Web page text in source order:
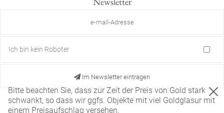
Ich bin kein Roboter
Im Newsletter eintragen
Diese Website verwendet nur technisch notwendige
Bitte beachten Sie, dass zur Zeit der Preis von Gold stark
schwankt, so dass wir ggfs. Objekte mit viel Goldglasur mit
einem Preisaufschlag versehen.